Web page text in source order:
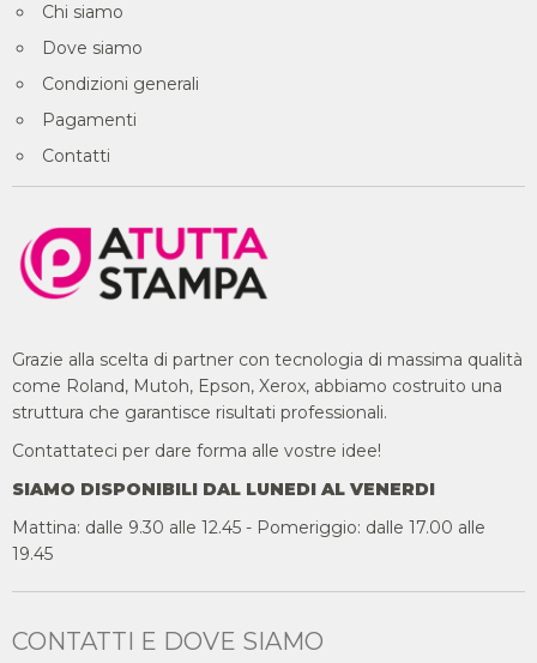
Chi siamo
Dove siamo
Condizioni generali
Pagamenti
Contatti
Grazie alla scelta di partner con tecnologia di massima qualità
come Roland, Mutoh, Epson, Xerox, abbiamo costruito una
struttura che garantisce risultati professionali.
Contattateci per dare forma alle vostre idee!
SIAMO DISPONIBILI DAL LUNEDI AL VENERDI
Mattina: dalle 9.30 alle 12.45 - Pomeriggio: dalle 17.00 alle
19.45
CONTATTI E DOVE SIAMO